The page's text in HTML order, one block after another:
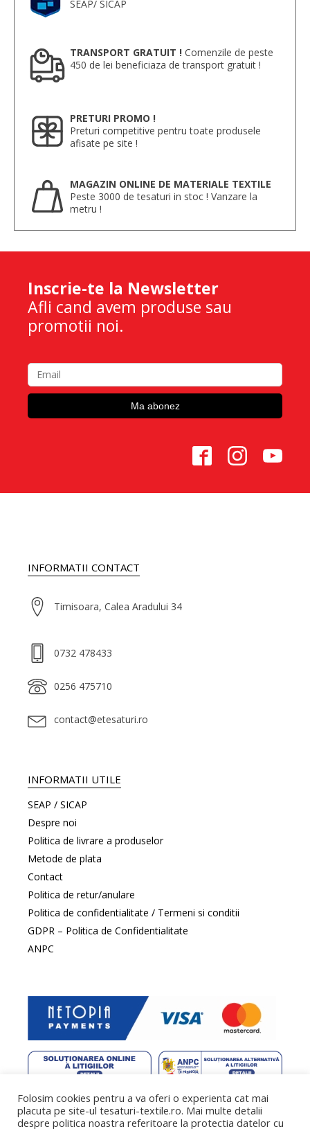
SEAP/ SICAP
TRANSPORT GRATUIT ! Comenzile de peste
450 de lei beneficiaza de transport gratuit !
PRETURI PROMO !
Preturi competitive pentru toate produsele
afisate pe site !
MAGAZIN ONLINE DE MATERIALE TEXTILE
Peste 3000 de tesaturi in stoc ! Vanzare la
metru !
Inscrie-te la Newsletter
Afli cand avem produse sau
promotii noi.
INFORMATII CONTACT
Timisoara, Calea Aradului 34
0732 478433
0256 475710
contact@etesaturi.ro
INFORMATII UTILE
SEAP / SICAP
Despre noi
Politica de livrare a produselor
Metode de plata
Contact
Politica de retur/anulare
Politica de confidentialitate / Termeni si conditii
GDPR – Politica de Confidentialitate
ANPC
web design by DowMedia |gazduire webby SpeedHost
Folosim cookies pentru a va oferi o experienta cat mai
placuta pe site-ul tesaturi-textile.ro. Mai multe detalii
despre politica noastra referitoare la protectia datelor cu